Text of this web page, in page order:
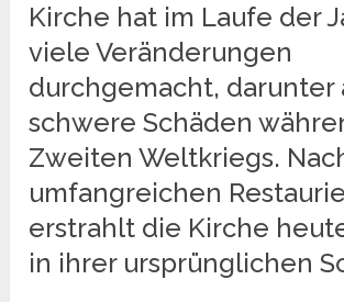
Kirche hat im Laufe der
viele Veränderungen
durchgemacht, darunter
schwere Schäden
Zweiten Weltkriegs.
umfangreichen
erstrahlt die Kirche
in ihrer ursprünglichen